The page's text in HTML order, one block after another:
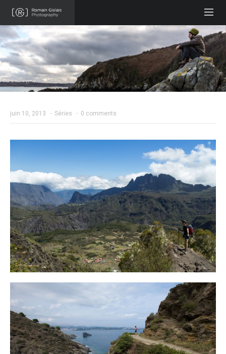
juin 10, 2013 · Séries · 0 comments